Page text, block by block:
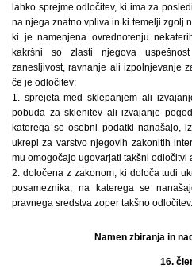
lahko sprejme odločitev, ki ima za
na njega znatno vpliva in ki temelji zgolj
ki je namenjena ovrednotenju
kakršni so zlasti njegova
zanesljivost, ravnanje ali izpolnjevanje
če je odločitev:
1. sprejeta med sklepanjem ali
pobuda za sklenitev ali izvajanje
katerega se osebni podatki nanašajo,
ukrepi za varstvo njegovih zakonitih
mu omogočajo ugovarjati takšni odločitvi
2. določena z zakonom, ki določa tudi
posameznika, na katerega se
pravnega sredstva zoper takšno odločitev.
Namen zbiranja in
16.